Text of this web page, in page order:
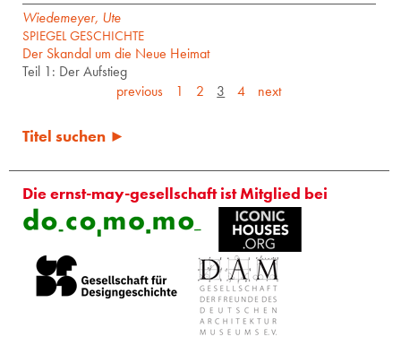
Wiedemeyer, Ute
SPIEGEL GESCHICHTE
Der Skandal um die Neue Heimat
Teil 1: Der Aufstieg
previous
1 2 3 4 next
Titel suchen ►
Die ernst-may-gesellschaft ist Mitglied bei